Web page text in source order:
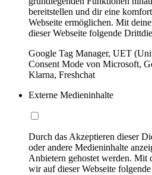
bereitstellen und dir eine
Webseite ermöglichen. Mit
dieser Webseite folgende
Google Tag Manager, UET
Consent Mode von Microsoft,
Klarna, Freshchat
Externe Medieninhalte
Durch das Akzeptieren dieser
oder andere Medieninhalte
Anbietern gehostet werden. Mit
wir auf dieser Webseite